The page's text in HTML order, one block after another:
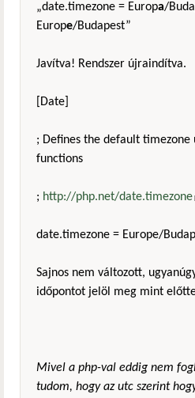
„date.timezone = Europa/
Europe/Budapest”
Javítva! Rendszer újraindítva.
[Date]
; Defines the default timezone
functions
; http://php.net/date.timezone
date.timezone = Europe/
Sajnos nem változott,
időpontot jelöl meg mint
Mivel a php-val eddig nem
tudom, hogy az utc szerint